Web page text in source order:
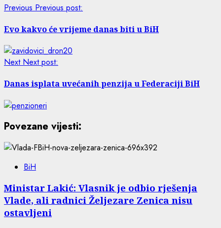
Previous Previous post:
Evo kakvo će vrijeme danas biti u BiH
Next Next post:
Danas isplata uvećanih penzija u Federaciji BiH
Povezane vijesti:
BiH
Ministar Lakić: Vlasnik je odbio rješenja
Vlade, ali radnici Željezare Zenica nisu
ostavljeni